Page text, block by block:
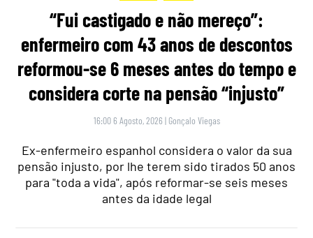
“Fui castigado e não mereço”:
enfermeiro com 43 anos de descontos
reformou-se 6 meses antes do tempo e
considera corte na pensão “injusto”
16:00 6 Agosto, 2026 | Gonçalo Viegas
Ex-enfermeiro espanhol considera o valor da sua
pensão injusto, por lhe terem sido tirados 50 anos
para "toda a vida", após reformar-se seis meses
antes da idade legal